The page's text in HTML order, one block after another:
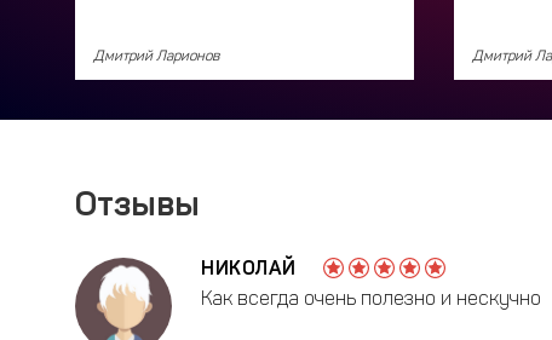
Дмитрий Ларионов Дмитрий
Отзывы
НИКОЛАЙ
Как всегда очень полезно и нескучно